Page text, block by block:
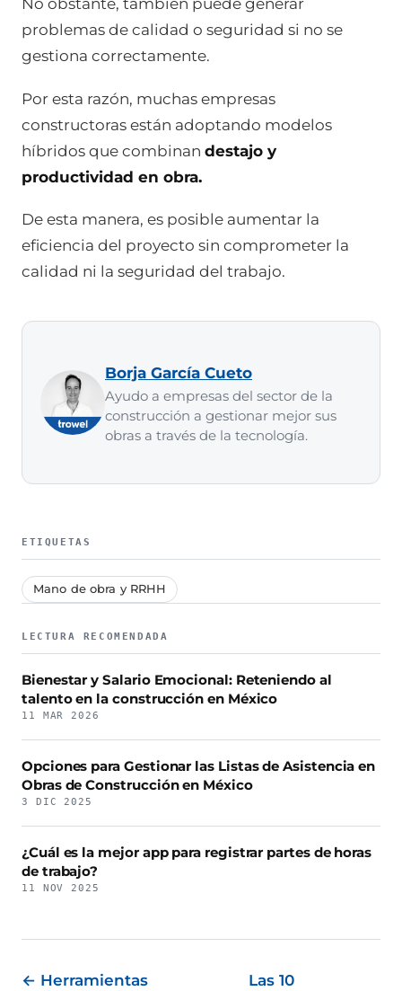
problemas de calidad o seguridad si no se
gestiona correctamente.
Por esta razón, muchas empresas
constructoras están adoptando modelos
híbridos que combinan destajo y
productividad en obra.
De esta manera, es posible aumentar la
eficiencia del proyecto sin comprometer la
calidad ni la seguridad del trabajo.
Borja García Cueto
Ayudo a empresas del sector de la
construcción a gestionar mejor sus
obras a través de la tecnología.
ETIQUETAS
Mano de obra y RRHH
LECTURA RECOMENDADA
Bienestar y Salario Emocional: Reteniendo al
talento en la construcción en México
11 MAR 2026
Opciones para Gestionar las Listas de Asistencia en
Obras de Construcción en México
3 DIC 2025
¿Cuál es la mejor app para registrar partes de horas
de trabajo?
11 NOV 2025
← Herramientas
Las 10